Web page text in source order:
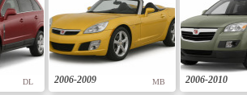
DL 2006-2009 MB 2006-2010